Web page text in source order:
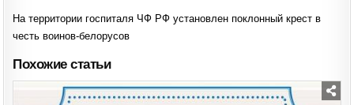
На территории госпиталя ЧФ РФ установлен поклонный крест в
честь воинов-белорусов
Похожие статьи